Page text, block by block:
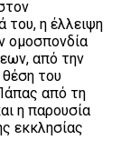
του, η έλλειψη
ομοσπονδία
από την
του
από τη
η παρουσία
εκκλησίας